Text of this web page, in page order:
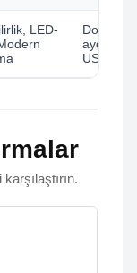
LED-
USB-C